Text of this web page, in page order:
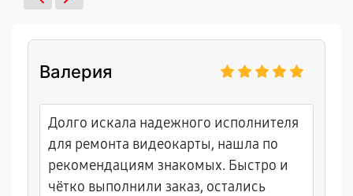
Валерия
Долго искала надежного исполнителя
для ремонта видеокарты, нашла по
рекомендациям знакомых. Быстро и
чётко выполнили заказ, остались